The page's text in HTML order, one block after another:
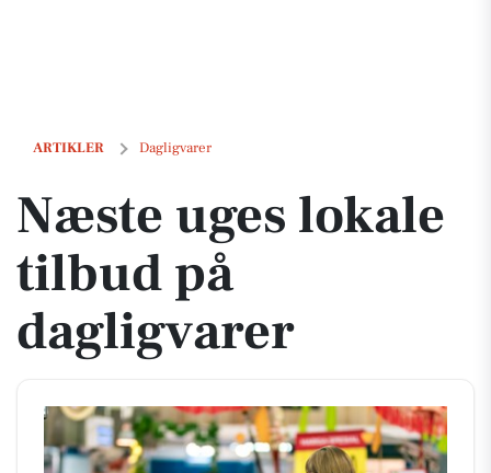
ARTIKLER Dagligvarer
Næste uges lokale tilbud på dagligvarer
Næste uges lokale
tilbud på
dagligvarer